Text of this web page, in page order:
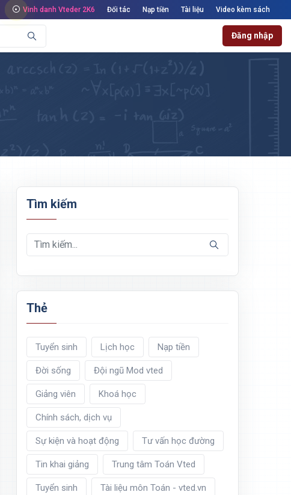
Vinh danh Vteder 2K6 Đối tác Nạp tiền Tài liệu Video kèm sách
Đăng nhập
Tìm kiếm
Thẻ
Tuyển sinh Lịch học Nạp tiền
Đời sống Đội ngũ Mod vted
Giảng viên Khoá học
Chính sách, dịch vụ
Sự kiện và hoạt động Tư vấn học đường
Tin khai giảng Trung tâm Toán Vted
Tuyển sinh Tài liệu môn Toán - vted.vn